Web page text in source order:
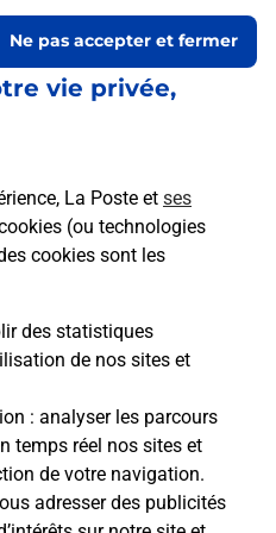
vie privée,
La Poste et ses
(ou technologies
cookies sont les
des statistiques
de nos sites et
: analyser les parcours
temps réel nos sites et
de votre navigation.
adresser des publicités
Ne pas accepter et fermer
Poste
courrier vendredi